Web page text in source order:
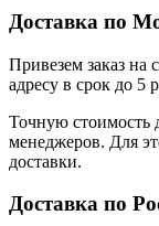
Доставка по
Привезем заказ на
адресу в срок до 5
Точную стоимость
менеджеров. Для
доставки.
Доставка по